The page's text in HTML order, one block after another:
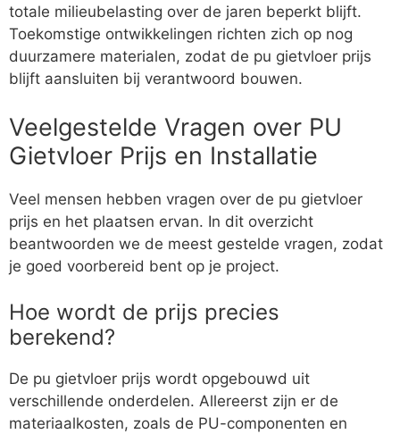
totale milieubelasting over de jaren beperkt blijft.
Toekomstige ontwikkelingen richten zich op nog
duurzamere materialen, zodat de pu gietvloer prijs
blijft aansluiten bij verantwoord bouwen.
Veelgestelde Vragen over PU
Gietvloer Prijs en Installatie
Veel mensen hebben vragen over de pu gietvloer
prijs en het plaatsen ervan. In dit overzicht
beantwoorden we de meest gestelde vragen, zodat
je goed voorbereid bent op je project.
Hoe wordt de prijs precies
berekend?
De pu gietvloer prijs wordt opgebouwd uit
verschillende onderdelen. Allereerst zijn er de
materiaalkosten, zoals de PU-componenten en